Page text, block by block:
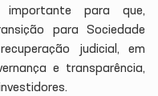
para que,
para Sociedade
judicial, em
e transparência,